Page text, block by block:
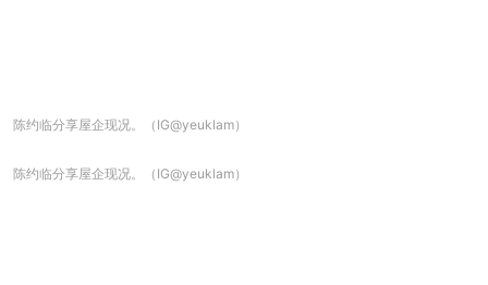
陈约临分享屋企现况。（IG@yeuklam）
陈约临分享屋企现况。（IG@yeuklam）